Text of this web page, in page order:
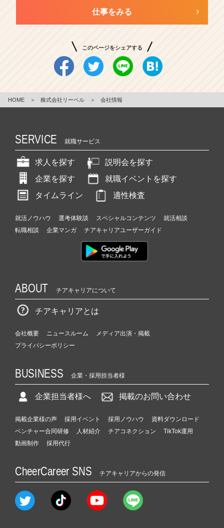
仕事をみる
このページをシェアする
HOME ＞ 株式会社リーベル ＞ 会社情報
SERVICE 就職サービス
求人を探す
説明会を探す
企業を探す
就職イベントを探す
タイムライン
適性検査
就活ノウハウ 選考体験談 スペシャルコンテンツ
就活相談
転職相談
企業マンガ チアキャリアユーザーガイド
ABOUT チアキャリアについて
チアキャリアとは
会社概要 ニュースルーム
メディア出演・掲載
プライバシーポリシー
BUSINESS 企業・採用担当者様
企業担当者様へ 掲載のお問い合わせ
掲載企業様の声 採用イベント 採用ノウハウ
資料ダウンロード
ベンチャー合同研修
人材紹介 チアコネクション
TikTok運用
動画制作
採用代行
CheerCareer SNS チアキャリアからの発信